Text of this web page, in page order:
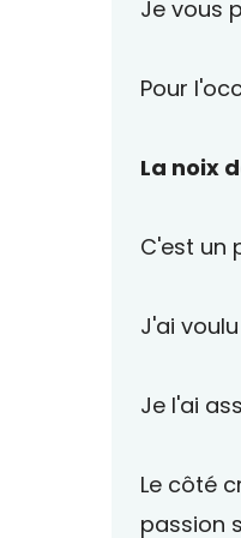
Je vous
Pour
La noix
C'est un
J'ai
Je l'ai
Le côté
passion